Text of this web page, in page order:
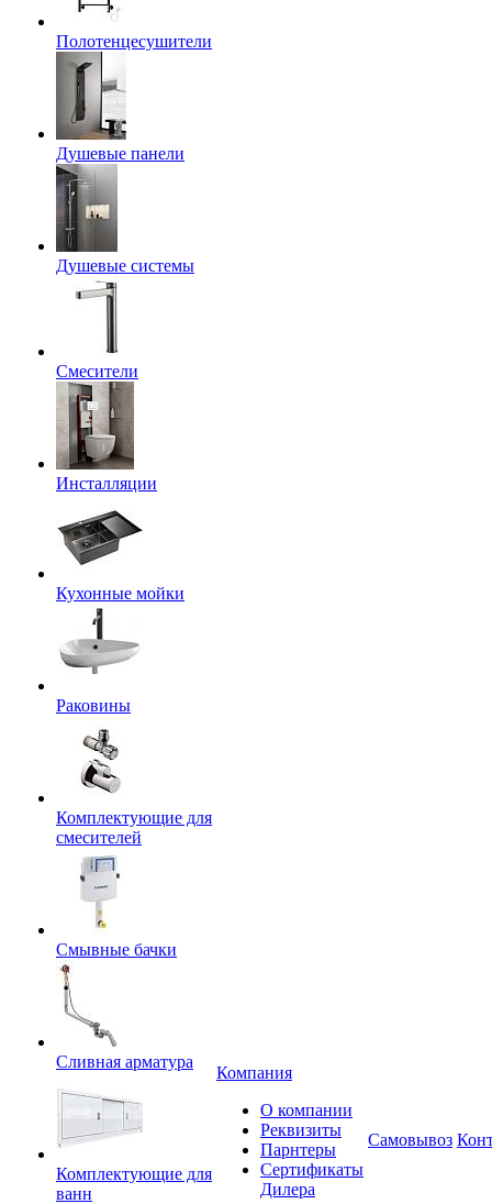
Полотенцесушители
Душевые панели
Душевые системы
Смесители
Инсталляции
Кухонные мойки
Раковины
Комплектующие для
смесителей
Смывные бачки
Сливная арматура
Комплектующие для
ванн
Компания
О компании
Реквизиты
Парнтеры
Сертификаты
Дилера
Самовывоз